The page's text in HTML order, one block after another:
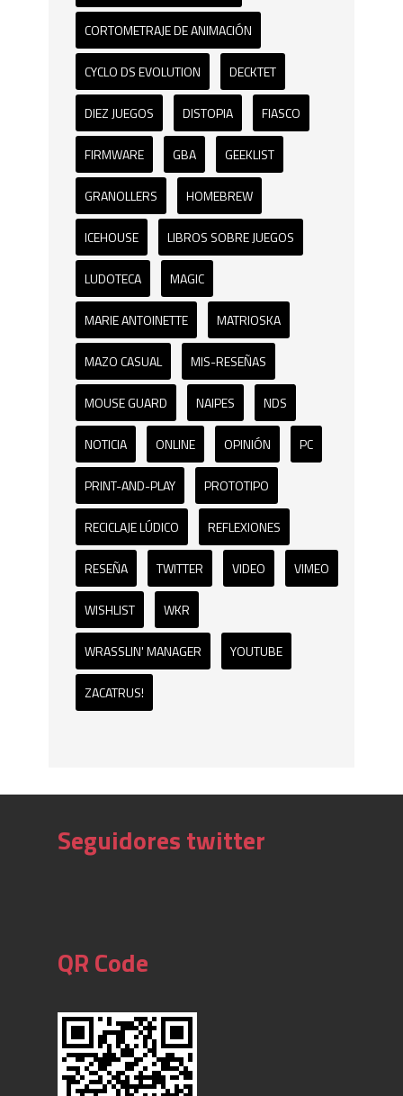
CORTOMETRAJE DE ANIMACIÓN
CYCLO DS EVOLUTION DECKTET
DIEZ JUEGOS DISTOPIA FIASCO
FIRMWARE GBA GEEKLIST
GRANOLLERS HOMEBREW
ICEHOUSE LIBROS SOBRE JUEGOS
LUDOTECA MAGIC
MARIE ANTOINETTE MATRIOSKA
MAZO CASUAL MIS-RESEÑAS
MOUSE GUARD NAIPES NDS
NOTICIA ONLINE OPINIÓN PC
PRINT-AND-PLAY PROTOTIPO
RECICLAJE LÚDICO REFLEXIONES
RESEÑA TWITTER VIDEO VIMEO
WISHLIST WKR
WRASSLIN' MANAGER YOUTUBE
ZACATRUS!
Seguidores twitter
QR Code